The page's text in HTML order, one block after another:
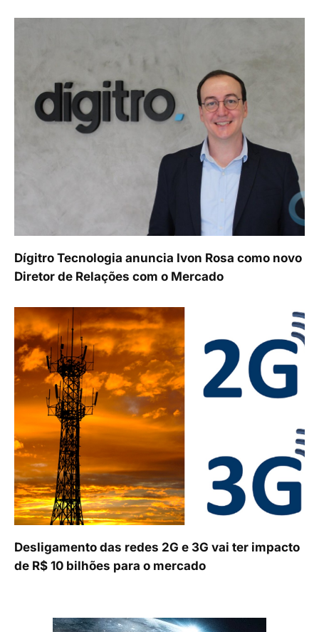
Dígitro Tecnologia anuncia Ivon Rosa como novo
Diretor de Relações com o Mercado
Desligamento das redes 2G e 3G vai ter impacto
de R$ 10 bilhões para o mercado